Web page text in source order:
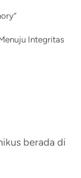
Integritas
berada di